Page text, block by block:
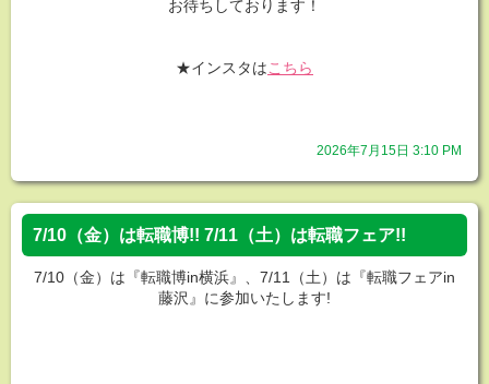
お待ちしております！
★インスタはこちら
2026年7月15日 3:10 PM
7/10（金）は転職博!! 7/11（土）は転職フェア!!
7/10（金）は『転職博in横浜』、7/11（土）は『転職フェアin
藤沢』に参加いたします!